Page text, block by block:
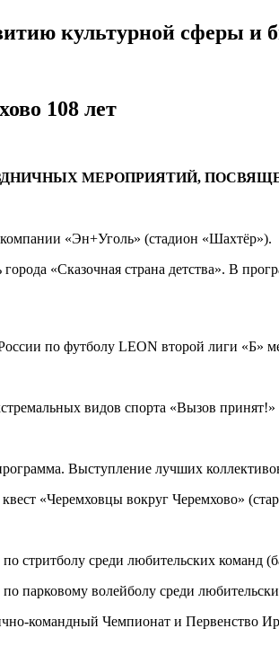
культурной сферы и
108 лет
МЕРОПРИЯТИЙ,
«Эн+Уголь» (стадион «Шахтёр»).
«Сказочная страна детства». В
по футболу LEON второй лиги «Б»
видов спорта «Вызов
Выступление лучших
«Черемховцы вокруг Черемхово»
стритболу среди любительских команд
парковому волейболу среди
командный Чемпионат и Первенство